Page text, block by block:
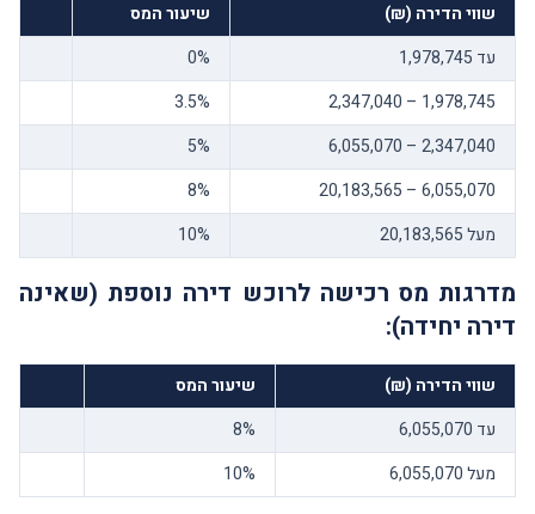
שווי הדירה (₪)
שיעור המס
עד 1,978,745
0%
1,978,745 – 2,347,040
3.5%
2,347,040 – 6,055,070
5%
6,055,070 – 20,183,565
8%
מעל 20,183,565
10%
מדרגות מס רכישה לרוכש דירה נוספת (שאינה
דירה יחידה):
שווי הדירה (₪)
שיעור המס
עד 6,055,070
8%
מעל 6,055,070
10%